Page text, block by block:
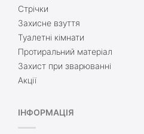
Стрічки
Захисне взуття
Туалетні кімнати
Протиральний матеріал
Захист при зварюванні
Акції
ІНФОРМАЦІЯ